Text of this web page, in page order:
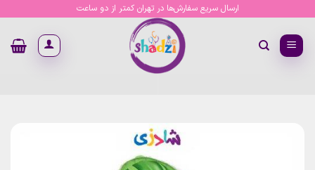
content
ارسال سریع سفارش‌ها در تهران کمتر از دو ساعت